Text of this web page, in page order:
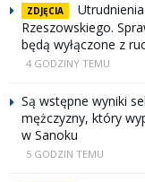
ZDJĘCIA
Rzeszowskiego.
będą wyłączone z
4 GODZINY TEMU
Są wstępne wyniki
mężczyzny, który
w Sanoku
5 GODZIN TEMU